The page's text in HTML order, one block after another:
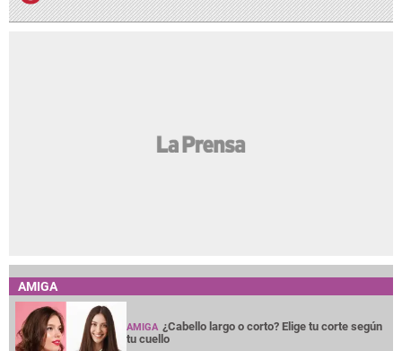
AMIGA
AMIGA ¿Cabello largo o corto? Elige tu corte según
tu cuello